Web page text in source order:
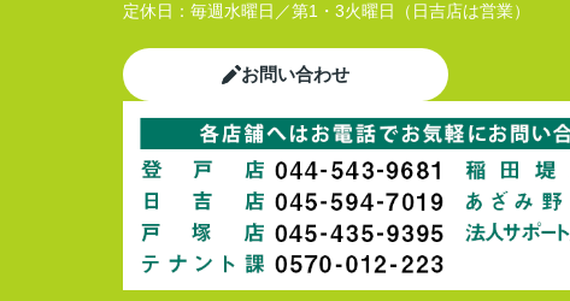
定休日： 毎週水曜日／第1・3火曜日（日吉店は営業）
お問い合わせ